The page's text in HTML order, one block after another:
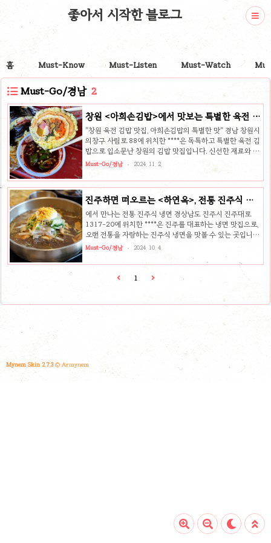
좋아서 시작한 블로그
홈 Must-Know Must-Listen Must-Watch
Must-Go/경남 2
창원 <아희손김밥>에서 맛보는 특별한 육전 김
밥
"창원 육전 김밥 맛집, 아희손김밥의 특별한 맛" 경남 창원시
의창구 사림로 88에 위치한 ****은 독특하고 특별한 육전 김
밥으로 입소문난 창원의 김밥 맛집입니다. 신선한 재료와 남
다른 조리법으로 김밥 한 줄에서도 깊은 풍미를 느낄 수 있는
곳으로, 김밥을 좋아하는 사람이라면 꼭 한번 들러볼 만한 곳
입니다. 주문 즉시 구워내는 육전의 매력아희손김밥의 육전
주는 방식으로, 신선하고 따뜻한 육전의 맛을 그대로 즐길 수
있습니다. 김밥에 사용하는 밥은 노란 치자밥으로, 고소한 맛
과 은은한 색감이 입맛을 돋웁니다. 또한, 육전 위에는 생 고
추냉이와 후추를 솔솔 뿌려 김밥의 풍미를 한층 더 살려줍니
다. 청양고추 간장소스로 매콤함까지매운맛을 선호하는 분
Must-Go/경남 2024. 11. 2.
진주하면 떠오르는 <하연옥>, 전통 진주식 냉
면 맛집
에서 만나는 전통 진주식 냉면 경상남도 진주시 진주대로
1317-20에 위치한 ****은 진주를 대표하는 냉면 맛집으로,
오랜 전통을 자랑하는 진주식 냉면을 맛볼 수 있는 곳입니다.
냉면의 고장 진주에서 이름난 이곳은 진주를 방문하는 많은
이들이 꼭 찾는 맛집 중 하나로, 진주식 냉면의 깊은 맛과 다
양한 메뉴를 선보이고 있습니다.진주식 냉면의 특별함의 대
표 메뉴는 바로 진주냉면입니다. 진주냉면은 일반적인 평양
의 독특한 매력을 더해주며, 감칠맛 나는 육수는 깔끔하고 시
의 면은 쫄깃한 식감이 일품으로, 진주식 냉면 특유의 면발과
Must-Go/경남 2024. 10. 4.
1
Mynem Skin 2.7.3© Armynem